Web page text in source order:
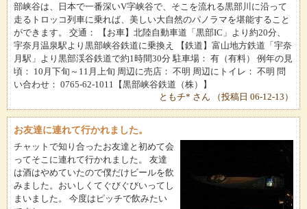
部峡谷は、日本で一番深いV字峡谷で、そこを流れる黒部川に沿って
走るトロッコ列車に乗れば、美しい大自然のパノラマを堪能すること
ができます。 交通： 【お車】北陸自動車道「黒部IC」より約20分、
宇奈月温泉駅より黒部峡谷鉄道に乗換え 【鉄道】富山地方鉄道「宇奈
月駅」より黒部渓谷鉄道で約1時間30分 駐車場： 有（有料） 例年の見
頃： 10月下旬～11月上旬 周辺に売店： 不明 周辺にトイレ： 不明 問
い合わせ： 0765-62-1011【黒部峡谷鉄道（株）】
ともチ* さん （投稿日 06-12-13）
お友達に連れて行かれました。
チャットで知り合ったお友達と初めて会
ってそこに連れて行かれました。 友達
は酒はやめていたので僕だけビールを飲
みました。おいしくてぐびぐびいってし
まいました。 今度はピッチで飲みたい